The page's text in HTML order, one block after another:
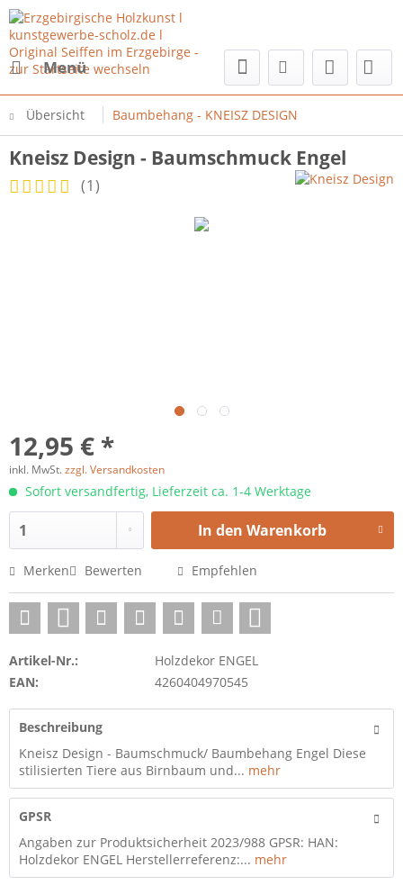
Menü
Übersicht Baumbehang - KNEISZ DESIGN
Kneisz Design - Baumschmuck Engel
(1)
12,95 € *
inkl. MwSt.zzgl. Versandkosten
Sofort versandfertig, Lieferzeit ca. 1-4 Werktage
In den Warenkorb
Merken Bewerten Empfehlen
Artikel-Nr.:
Holzdekor ENGEL
EAN:
4260404970545
Beschreibung
Kneisz Design - Baumschmuck/ Baumbehang Engel Diese
stilisierten Tiere aus Birnbaum und... mehr
GPSR
Angaben zur Produktsicherheit 2023/988 GPSR: HAN:
Holzdekor ENGEL Herstellerreferenz:... mehr